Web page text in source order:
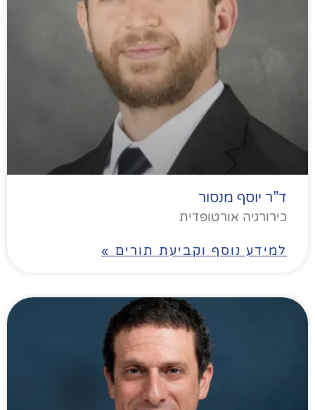
ד”ר יוסף מנסור
כירורגיה אורטופדית
למידע נוסף וקביעת תורים »